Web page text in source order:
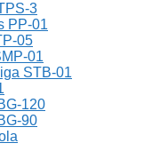
3
PP-01
05
01
STB-01
120
90